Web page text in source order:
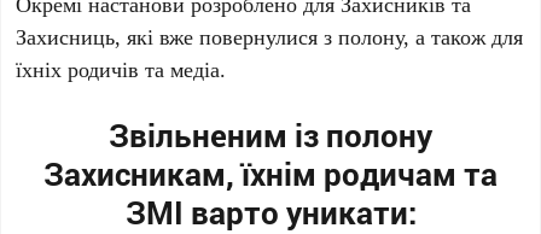
Захисниць, які вже повернулися з полону, а також для
їхніх родичів та медіа.
Звільненим із полону
Захисникам, їхнім родичам та
ЗМІ варто уникати: